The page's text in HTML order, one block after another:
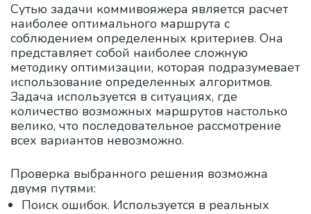
Сутью задачи коммивояжера является расчет
наиболее оптимального маршрута с
соблюдением определенных критериев. Она
представляет собой наиболее сложную
методику оптимизации, которая подразумевает
использование определенных алгоритмов.
Задача используется в ситуациях, где
количество возможных маршрутов настолько
велико, что последовательное рассмотрение
всех вариантов невозможно.
Проверка выбранного решения возможна
двумя путями:
Поиск ошибок. Используется в реальных